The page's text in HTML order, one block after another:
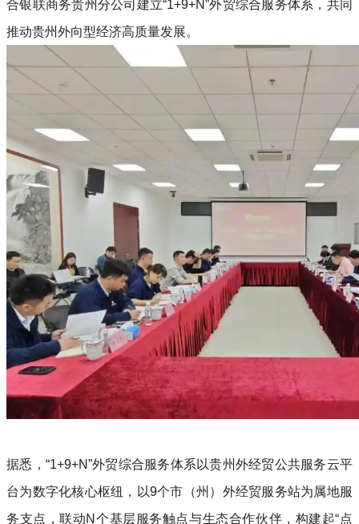
合银联商务贵州分公司建立“1+9+N”外贸综合服务体系，共同
推动贵州外向型经济高质量发展。
据悉，“1+9+N”外贸综合服务体系以贵州外经贸公共服务云平
台为数字化核心枢纽，以9个市（州）外经贸服务站为属地服
务支点，联动N个基层服务触点与生态合作伙伴，构建起“点